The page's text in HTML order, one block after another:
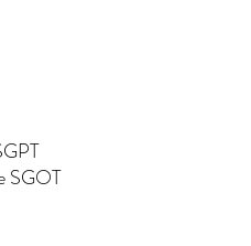
SGPT
SGOT